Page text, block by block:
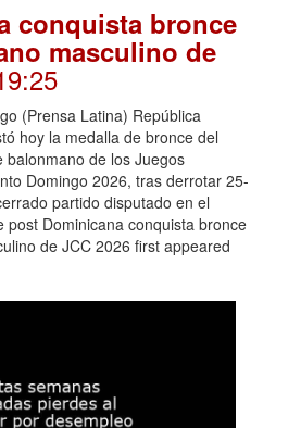
conquista bronce
masculino de
(Prensa Latina) República
hoy la medalla de bronce del
balonmano de los Juegos
Domingo 2026, tras derrotar 25-
partido disputado en el
post Dominicana conquista bronce
de JCC 2026 first appeared